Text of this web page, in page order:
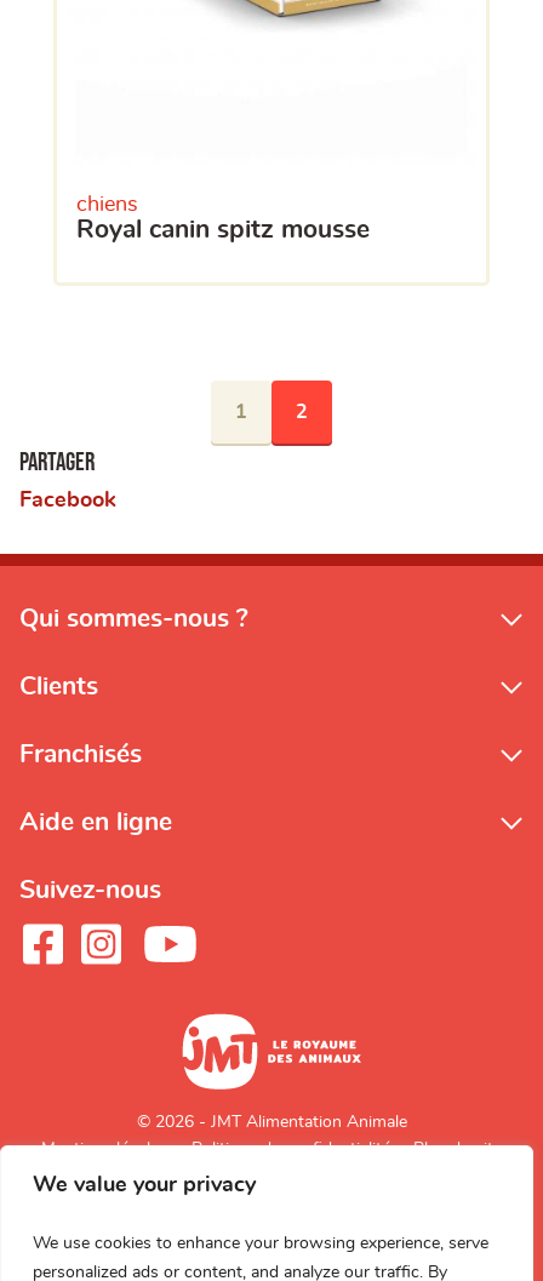
We value your privacy
We use cookies to enhance your browsing experience, serve
personalized ads or content, and analyze our traffic. By
chiens
royal canin spitz mousse
1 2
Partager
Facebook
Qui sommes-nous ?
Clients
Franchisés
Aide en ligne
Suivez-nous
© 2026 - JMT Alimentation Animale
Mentions légales
Politique de confidentialité Plan du site